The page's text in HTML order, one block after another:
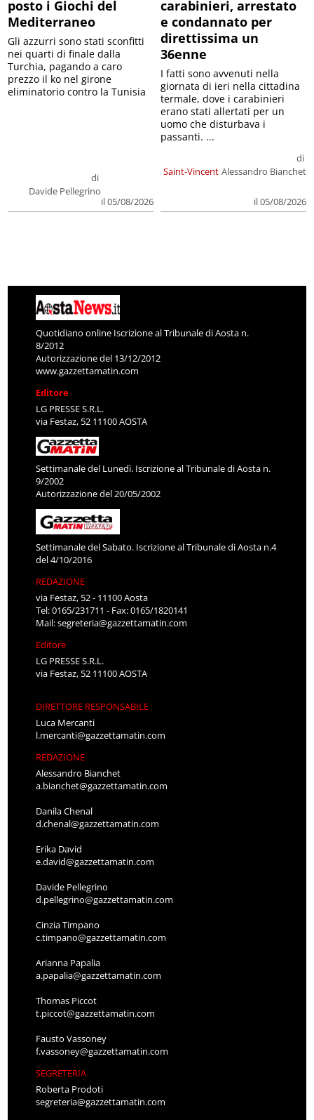
posto i Giochi del
Mediterraneo
di
Davide Pellegrino
il 05/08/2026
Gli azzurri sono stati sconfitti
nei quarti di finale dalla
Turchia, pagando a caro
prezzo il ko nel girone
eliminatorio contro la Tunisia
carabinieri, arrestato
e condannato per
direttissima un
36enne
Saint-Vincent
di
Alessandro Bianchet
il 05/08/2026
I fatti sono avvenuti nella
giornata di ieri nella cittadina
termale, dove i carabinieri
erano stati allertati per un
uomo che disturbava i
passanti. ...
Quotidiano online Iscrizione al Tribunale di Aosta n.
8/2012
Autorizzazione del 13/12/2012
www.gazzettamatin.com
Editore
LG PRESSE S.R.L.
via Festaz, 52 11100 AOSTA
Settimanale del Lunedì. Iscrizione al Tribunale di Aosta n.
9/2002
Autorizzazione del 20/05/2002
Settimanale del Sabato. Iscrizione al Tribunale di Aosta n.4
del 4/10/2016
REDAZIONE
via Festaz, 52 - 11100 Aosta
Tel: 0165/231711 - Fax: 0165/1820141
Mail:segreteria@gazzettamatin.com
Editore
LG PRESSE S.R.L.
via Festaz, 52 11100 AOSTA
DIRETTORE RESPONSABILE
Luca Mercanti
l.mercanti@gazzettamatin.com
REDAZIONE
Alessandro Bianchet
a.bianchet@gazzettamatin.com
Danila Chenal
d.chenal@gazzettamatin.com
Erika David
e.david@gazzettamatin.com
Davide Pellegrino
d.pellegrino@gazzettamatin.com
Cinzia Timpano
c.timpano@gazzettamatin.com
Arianna Papalia
a.papalia@gazzettamatin.com
Thomas Piccot
t.piccot@gazzettamatin.com
Fausto Vassoney
f.vassoney@gazzettamatin.com
SEGRETERIA
Roberta Prodoti
segreteria@gazzettamatin.com